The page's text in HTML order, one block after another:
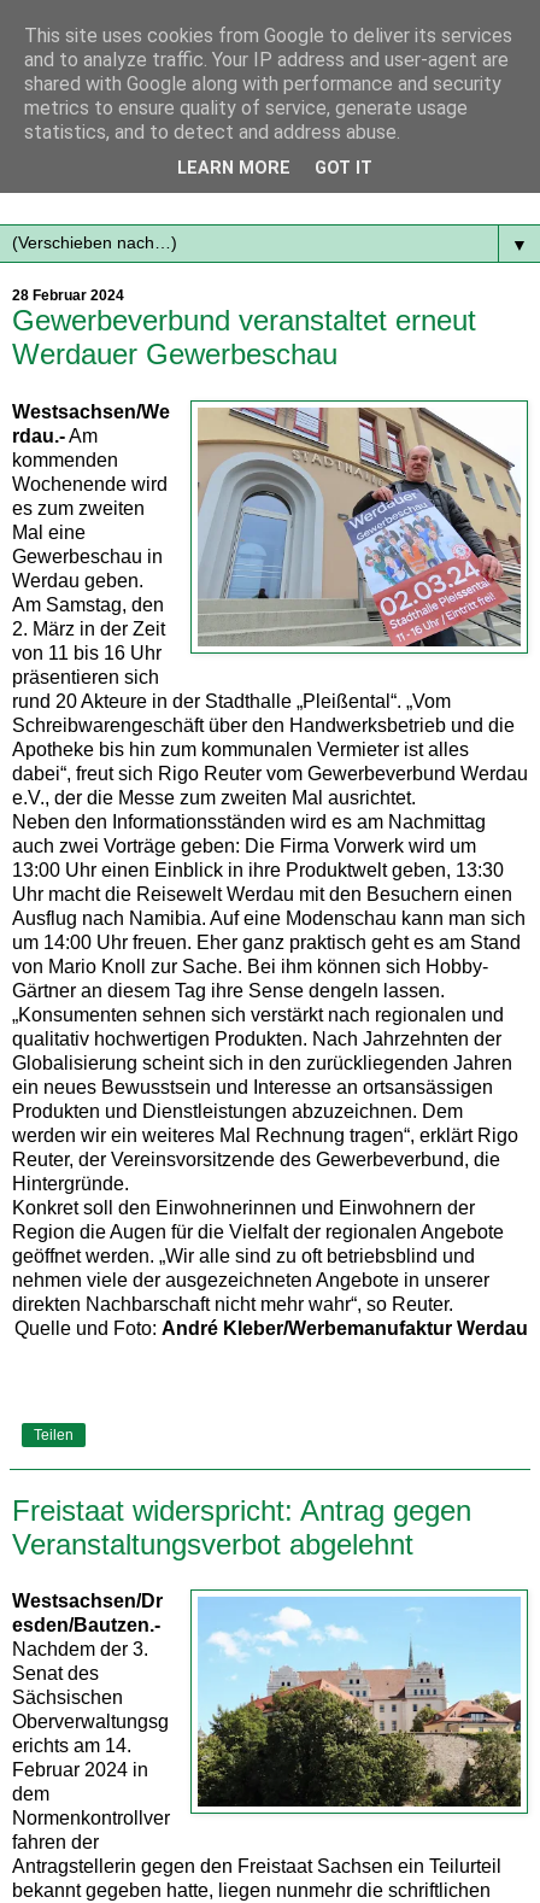
Mit frischen Themen aus der Region immer auf dem
▼
28 Februar 2024
Gewerbeverbund veranstaltet erneut
Werdauer Gewerbeschau
Westsachsen/We
rdau.-Am
kommenden
Wochenende wird
es zum zweiten
Mal eine
Gewerbeschau in
Werdau geben.
Am Samstag, den
2. März in der Zeit
von 11 bis 16 Uhr
präsentieren sich
rund 20 Akteure in der Stadthalle „Pleißental“. „Vom
Schreibwarengeschäft über den Handwerksbetrieb und die
Apotheke bis hin zum kommunalen Vermieter ist alles
dabei“, freut sich Rigo Reuter vom Gewerbeverbund Werdau
e.V., der die Messe zum zweiten Mal ausrichtet.
Neben den Informationsständen wird es am Nachmittag
auch zwei Vorträge geben: Die Firma Vorwerk wird um
13:00 Uhr einen Einblick in ihre Produktwelt geben, 13:30
Uhr macht die Reisewelt Werdau mit den Besuchern einen
Ausflug nach Namibia. Auf eine Modenschau kann man sich
um 14:00 Uhr freuen. Eher ganz praktisch geht es am Stand
von Mario Knoll zur Sache. Bei ihm können sich Hobby-
Gärtner an diesem Tag ihre Sense dengeln lassen.
„Konsumenten sehnen sich verstärkt nach regionalen und
qualitativ hochwertigen Produkten. Nach Jahrzehnten der
Globalisierung scheint sich in den zurückliegenden Jahren
ein neues Bewusstsein und Interesse an ortsansässigen
Produkten und Dienstleistungen abzuzeichnen. Dem
werden wir ein weiteres Mal Rechnung tragen“, erklärt Rigo
Reuter, der Vereinsvorsitzende des Gewerbeverbund, die
Hintergründe.
Konkret soll den Einwohnerinnen und Einwohnern der
Region die Augen für die Vielfalt der regionalen Angebote
geöffnet werden. „Wir alle sind zu oft betriebsblind und
nehmen viele der ausgezeichneten Angebote in unserer
direkten Nachbarschaft nicht mehr wahr“, so Reuter.
Quelle und Foto: André Kleber/Werbemanufaktur Werdau
Teilen
Freistaat widerspricht: Antrag gegen
Veranstaltungsverbot abgelehnt
Westsachsen/Dr
esden/Bautzen.-
Nachdem der 3.
Senat des
Sächsischen
Oberverwaltungsg
erichts am 14.
Februar 2024 in
dem
Normenkontrollver
fahren der
Antragstellerin gegen den Freistaat Sachsen ein Teilurteil
bekannt gegeben hatte, liegen nunmehr die schriftlichen
This site uses cookies from Google to deliver its services
and to analyze traffic. Your IP address and user-agent are
shared with Google along with performance and security
metrics to ensure quality of service, generate usage
statistics, and to detect and address abuse.
LEARN MORE GOT IT